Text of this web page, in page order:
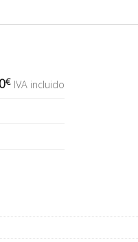
€ IVA incluido